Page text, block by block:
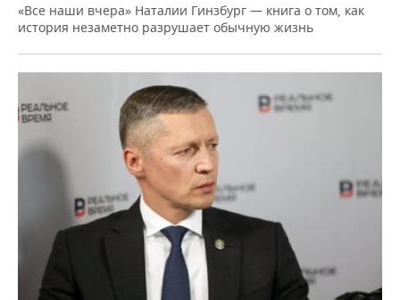
«Все наши вчера» Наталии Гинзбург — книга о том, как
история незаметно разрушает обычную жизнь